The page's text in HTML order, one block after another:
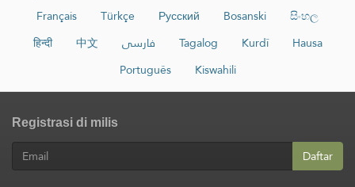
Français
Türkçe Русский Bosanski
සිංහල
हिन्दी
中文 فارسی Tagalog Kurdî
Hausa
Português
Kiswahili
Registrasi di milis
Daftar